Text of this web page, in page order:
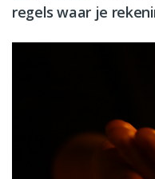
regels waar je